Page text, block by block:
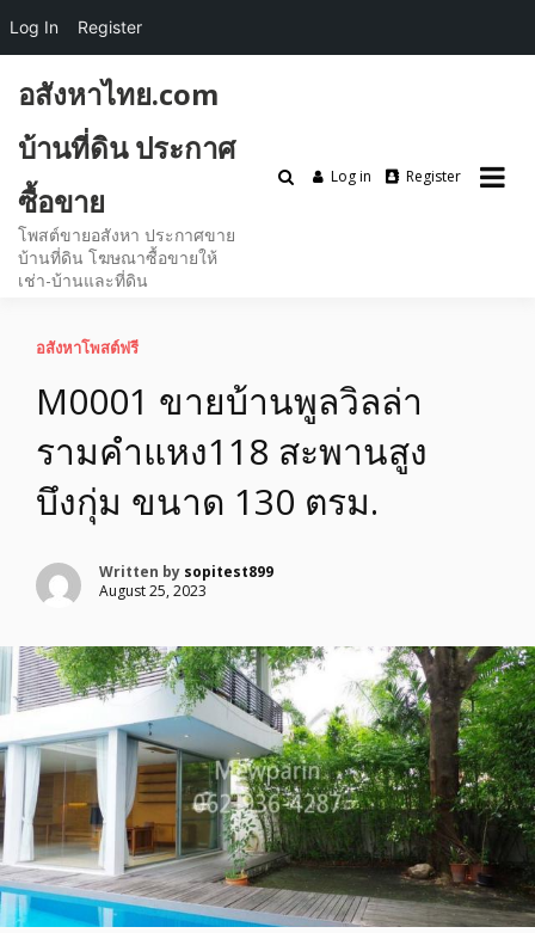
content
อสังหาไทย.com
บ้านที่ดิน ประกาศ
ซื้อขาย
โพสต์ขายอสังหา ประกาศขาย
บ้านที่ดิน โฆษณาซื้อขายให้
เช่า-บ้านและที่ดิน
Log in Register
อสังหาโพสต์ฟรี
M0001 ขายบ้านพูลวิลล่า
รามคำแหง118 สะพานสูง
บึงกุ่ม ขนาด 130 ตรม.
Written by sopitest899
August 25, 2023
Log In Register